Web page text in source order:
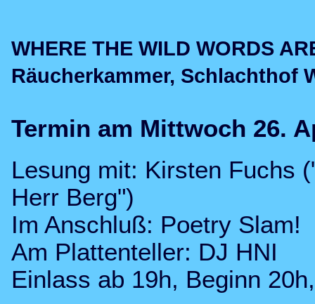
WHERE THE WILD WORDS
Räucherkammer, Schlachthof
Termin am Mittwoch 26.
Lesung mit: Kirsten Fuchs
Herr Berg")
Im Anschluß: Poetry Slam!
Am Plattenteller: DJ HNI
Einlass ab 19h, Beginn